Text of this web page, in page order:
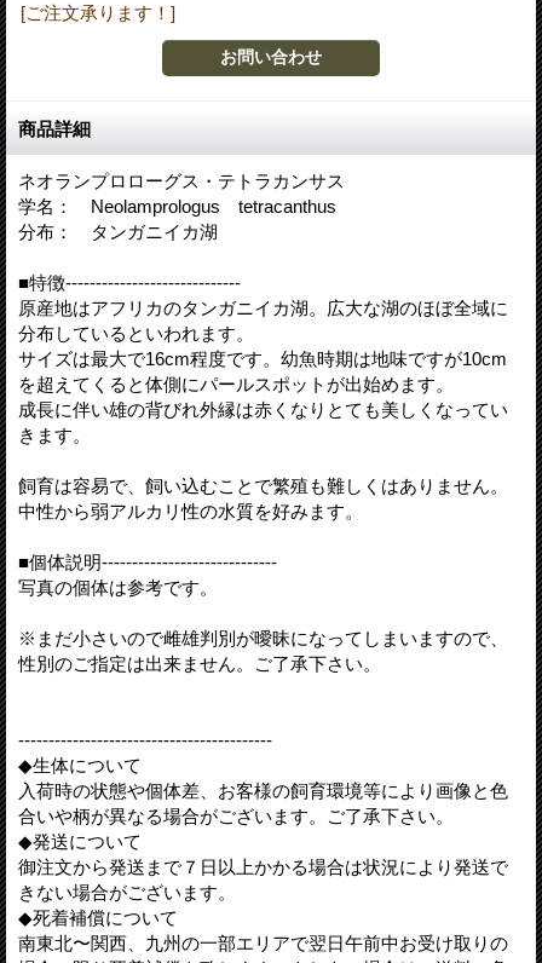
[ご注文承ります！]
商品詳細
ネオランプロローグス・テトラカンサス
学名： Neolamprologus tetracanthus
分布： タンガニイカ湖
■特徴-----------------------------
原産地はアフリカのタンガニイカ湖。広大な湖のほぼ全域に
分布しているといわれます。
サイズは最大で16cm程度です。幼魚時期は地味ですが10cm
を超えてくると体側にパールスポットが出始めます。
成長に伴い雄の背びれ外縁は赤くなりとても美しくなってい
きます。
飼育は容易で、飼い込むことで繁殖も難しくはありません。
中性から弱アルカリ性の水質を好みます。
■個体説明-----------------------------
写真の個体は参考です。
※まだ小さいので雌雄判別が曖昧になってしまいますので、
性別のご指定は出来ません。ご了承下さい。
------------------------------------------
◆生体について
入荷時の状態や個体差、お客様の飼育環境等により画像と色
合いや柄が異なる場合がございます。ご了承下さい。
◆発送について
御注文から発送まで７日以上かかる場合は状況により発送で
きない場合がございます。
◆死着補償について
南東北〜関西、九州の一部エリアで翌日午前中お受け取りの